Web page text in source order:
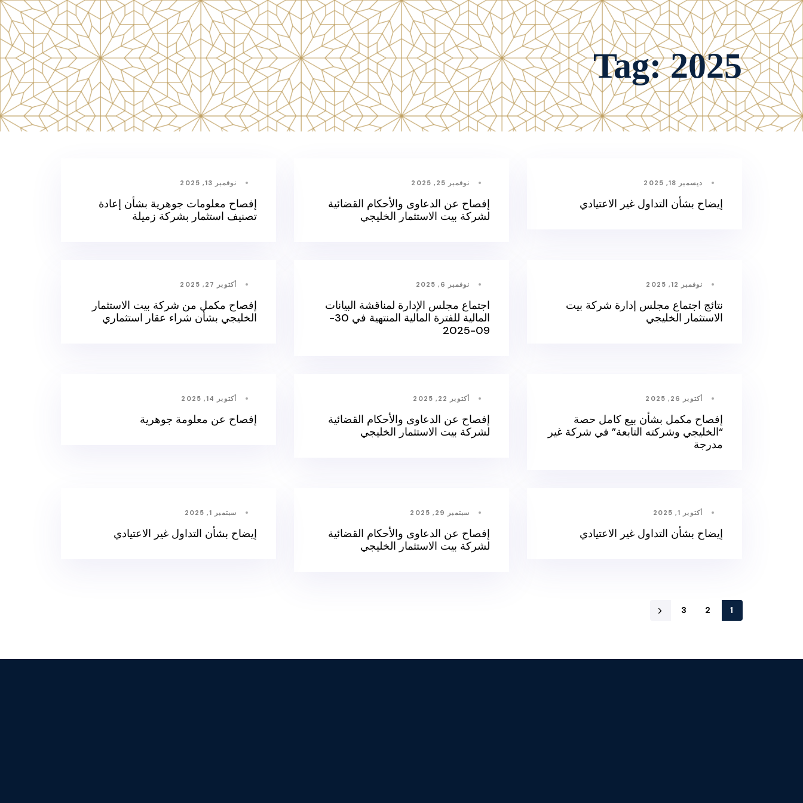
Tag: 2025
ديسمبر 18, 2025
إيضاح بشأن التداول غير الاعتيادي
نوفمبر 25, 2025
إفصاح عن الدعاوى والأحكام القضائية
لشركة بيت الاستثمار الخليجي
نوفمبر 13, 2025
إفصاح معلومات جوهرية بشأن إعادة
تصنيف استثمار بشركة زميلة
نوفمبر 12, 2025
نتائج اجتماع مجلس إدارة شركة بيت
الاستثمار الخليجي
نوفمبر 6, 2025
اجتماع مجلس الإدارة لمناقشة البيانات
المالية للفترة المالية المنتهية في 30-
09-2025
أكتوبر 27, 2025
إفصاح مكمل من شركة بيت الاستثمار
الخليجي بشأن شراء عقار استثماري
أكتوبر 26, 2025
إفصاح مكمل بشأن بيع كامل حصة
“الخليجي وشركته التابعة” في شركة غير
مدرجة
أكتوبر 22, 2025
إفصاح عن الدعاوى والأحكام القضائية
لشركة بيت الاستثمار الخليجي
أكتوبر 14, 2025
إفصاح عن معلومة جوهرية
أكتوبر 1, 2025
إيضاح بشأن التداول غير الاعتيادي
سبتمبر 29, 2025
إفصاح عن الدعاوى والأحكام القضائية
لشركة بيت الاستثمار الخليجي
سبتمبر 1, 2025
إيضاح بشأن التداول غير الاعتيادي
1
2
3